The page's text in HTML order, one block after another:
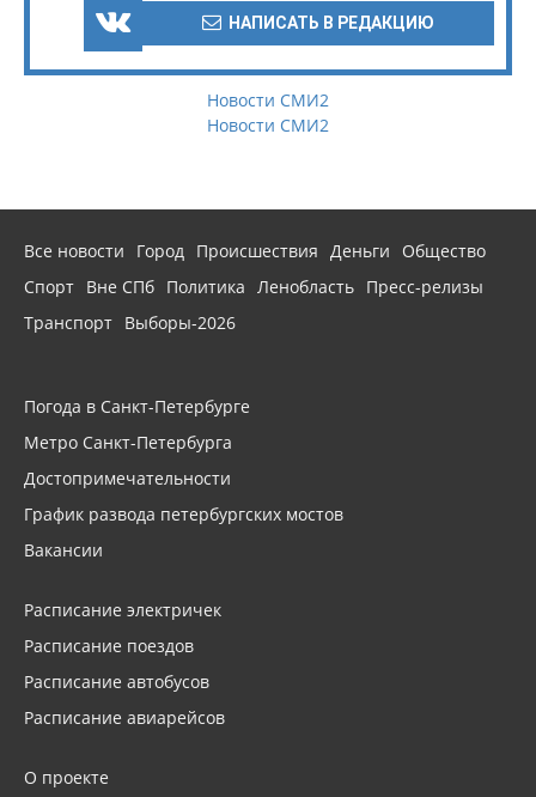
НАПИСАТЬ В РЕДАКЦИЮ
Новости СМИ2
Новости СМИ2
Все новости Город Происшествия Деньги
Общество
Спорт Вне СПб Политика Ленобласть Пресс-релизы
Транспорт Выборы-2026
Погода в Санкт-Петербурге
Метро Санкт-Петербурга
Достопримечательности
График развода петербургских мостов
Вакансии
Расписание электричек
Расписание поездов
Расписание автобусов
Расписание авиарейсов
О проекте